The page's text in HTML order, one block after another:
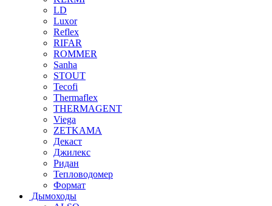
LD
Luxor
Reflex
RIFAR
ROMMER
Sanha
STOUT
Tecofi
Thermaflex
THERMAGENT
Viega
ZETKAMA
Декаст
Джилекс
Ридан
Тепловодомер
Формат
Дымоходы